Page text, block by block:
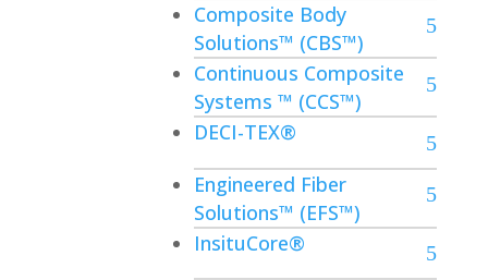
Composite Body
Solutions™ (CBS™)
Continuous Composite
Systems ™ (CCS™)
DECI-TEX®
Engineered Fiber
Solutions™ (EFS™)
InsituCore®